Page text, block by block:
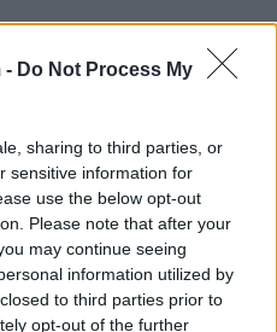
- Do Not Process My
sharing to third parties, or
sensitive information for
use the below opt-out
Please note that after your
may continue seeing
information utilized by
to third parties prior to
opt-out of the further